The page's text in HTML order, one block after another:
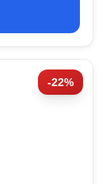
-22%